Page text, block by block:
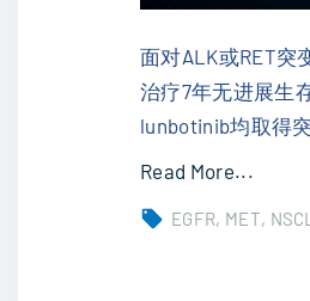
维
奈
克
匹
面对ALK或RET突
治疗7年无进展生
lunbotinib均取得
Read More...
EGFR MET